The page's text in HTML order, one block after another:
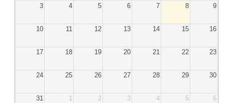
3 4 5 6 7 8 9
10 11 12 13 14 15 16
17 18 19 20 21 22 23
24 25 26 27 28 29 30
31 1 2 3 4 5 6